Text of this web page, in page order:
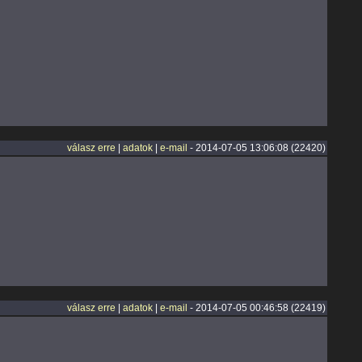
válasz erre adatok| e-mail - 2014-07-05 13:06:08 (22420)
válasz erre adatok| e-mail - 2014-07-05 00:46:58 (22419)